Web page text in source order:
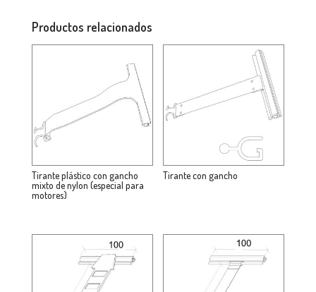
Productos relacionados
Tirante plástico con gancho
mixto de nylon (especial para
motores)
Tirante con gancho